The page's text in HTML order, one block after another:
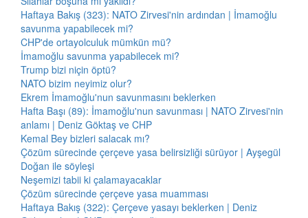
Haftaya Bakış (323): NATO Zirvesi'nin ardından | İmamoğlu
savunma yapabilecek mi?
CHP'de ortayolculuk mümkün mü?
İmamoğlu savunma yapabilecek mi?
Trump bizi niçin öptü?
NATO bizim neyimiz olur?
Ekrem İmamoğlu'nun savunmasını beklerken
Hafta Başı (89): İmamoğlu'nun savunması | NATO Zirvesi'nin
anlamı | Deniz Göktaş ve CHP
Kemal Bey bizleri salacak mı?
Çözüm sürecinde çerçeve yasa belirsizliği sürüyor | Ayşegül
Doğan ile söyleşi
Neşemizi tabii ki çalamayacaklar
Çözüm sürecinde çerçeve yasa muamması
Haftaya Bakış (322): Çerçeve yasayı beklerken | Deniz